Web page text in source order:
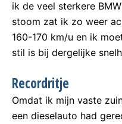
ik de veel sterkere
stoom zat ik zo weer
160-170 km/u en ik
stil is bij dergelijke
Recordritje
Omdat ik mijn vaste
een dieselauto had